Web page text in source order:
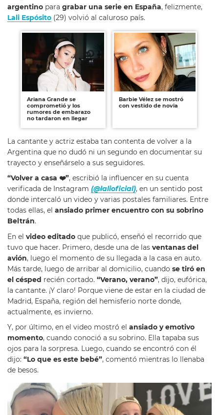
argentino para grabar una serie en España, felizmente,
Lali Espósito (29) volvió al caluroso país.
Ariana Grande se
comprometió y los
rumores de embarazo
no tardaron en llegar
Barbie Vélez se mostró
con vestido de novia
La cantante y actriz estaba tan contenta de volver a la
Argentina que no dudó ni un segundo en documentar su
trayecto y enseñárselo a sus seguidores.
“Volver a casa ❤”, escribió la influencer en su cuenta
verificada de Instagram (@lalioficial), en un sentido post
donde intercaló un video y varias postales familiares. Entre
todas ellas, el ansiado primer encuentro con su sobrino
Beltrán.
En el video editado que publicó, enseñó el recorrido que
tuvo que hacer. Primero, desde una de las ventanas del
avión, luego el momento de su llegada a la casa en auto.
Más tarde, luego de arribar al domicilio, cuando se tiró en
el césped recién cortado. “Verano, verano”, dijo, eufórica,
la cantante. ¡Y claro! Porque viene de estar en la ciudad de
Madrid, España, región del hemisferio norte donde,
actualmente, es invierno.
Y, por último, en el video mostró el ansiado y emotivo
momento, cuando conoció a su sobrino. Ella tapaba sus
ojos para la sorpresa. Luego, cuando se encontró con él
dijo: “Lo que es este bebé”, comentó mientras lo llenaba
de besos.